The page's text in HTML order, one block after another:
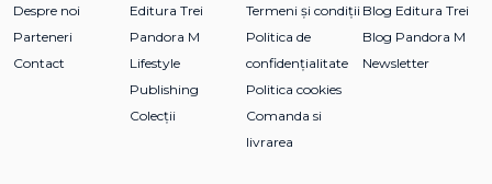
Despre noi
Parteneri
Contact
Editura Trei
Pandora M
Lifestyle
Publishing
Colecții
Termeni și condiții
Politica de
confidențialitate
Politica cookies
Comanda si
livrarea
Blog Editura Trei
Blog Pandora M
Newsletter